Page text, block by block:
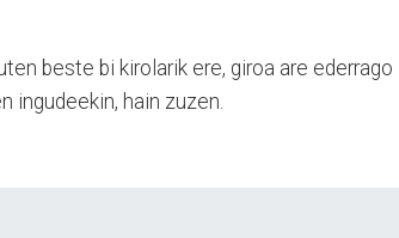
beste bi kirolarik ere, giroa are ederrago
ingudeekin, hain zuzen.